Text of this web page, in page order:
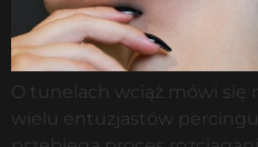
O tunelach wciąż mówi się
wielu entuzjastów percingu